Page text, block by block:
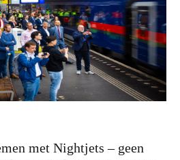
met Nightjets – geen